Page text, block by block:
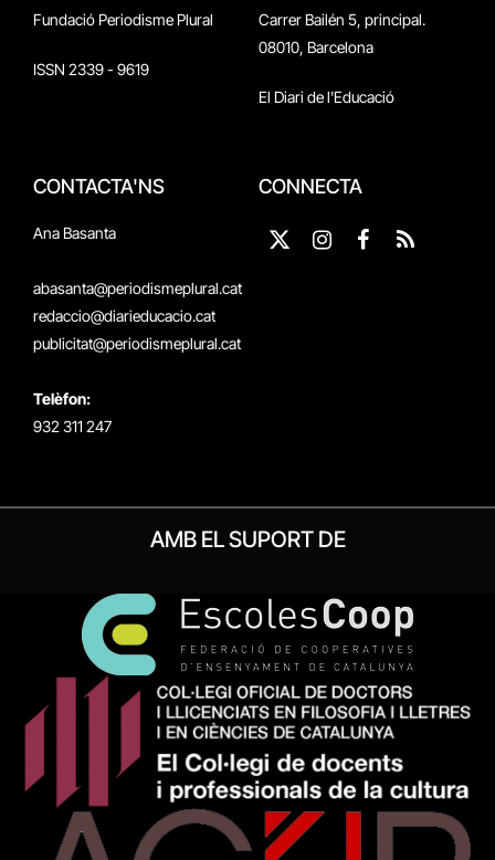
Fundació Periodisme Plural
ISSN 2339 - 9619
Carrer Bailén 5, principal.
08010, Barcelona
El Diari de l'Educació
CONTACTA'NS
Ana Basanta
abasanta@periodismeplural.cat
redaccio@diarieducacio.cat
publicitat@periodismeplural.cat
Telèfon:
932 311 247
CONNECTA
X
Instagram
Facebook
RSS
AMB EL SUPORT DE